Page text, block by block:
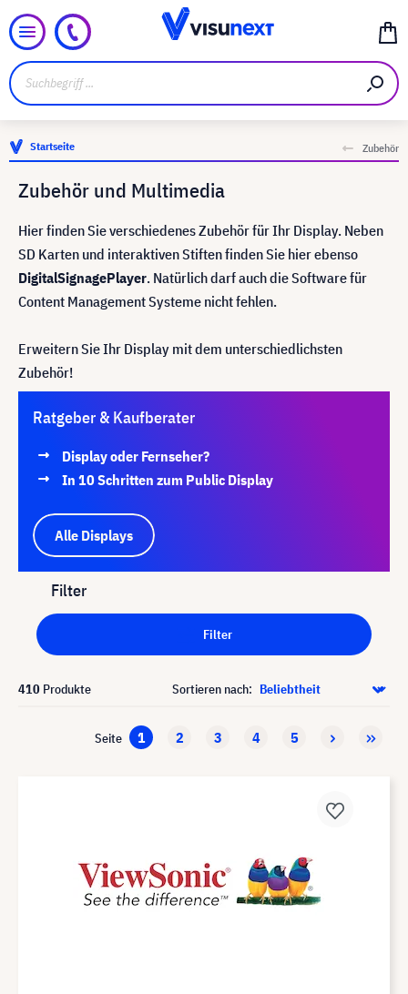
Startseite Zubehör
Zubehör und Multimedia
Hier finden Sie verschiedenes Zubehör für Ihr Display. Neben
SD Karten und interaktiven Stiften finden Sie hier ebenso
DigitalSignagePlayer. Natürlich darf auch die Software für
Content Management Systeme nicht fehlen.
Erweitern Sie Ihr Display mit dem unterschiedlichsten
Zubehör!
Ratgeber & Kaufberater
Display oder Fernseher?
In 10 Schritten zum Public Display
Alle Displays
Filter
Filter
410 Produkte Sortieren nach:
Seite 1 2 3 4 5